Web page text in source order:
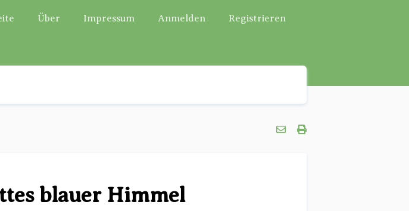
Über Impressum Anmelden Registrieren
blauer Himmel